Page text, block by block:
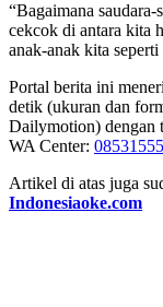
“Bagaimana
cekcok di antara kita
anak-anak kita
Portal berita ini
detik (ukuran dan
Dailymotion) dengan
WA Center:
Artikel di atas juga
Indonesiaoke.com